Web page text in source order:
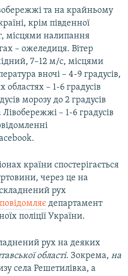
та на крайньому
крім південної
місцями налипання
– ожеледиця. Вітер
7–12 м/с, місцями
вночі – 4-9 градусів,
областях – 1-6 градусів
морозу до 2 градусів
– 1-6 градусів
країни спостерігається
через це на
рух
повідомляє департамент
поліції України.
рух на деяких
області. Зокрема, на
села Решетилівка, а